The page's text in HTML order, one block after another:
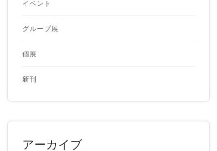
イベント
グループ展
個展
新刊
アーカイブ